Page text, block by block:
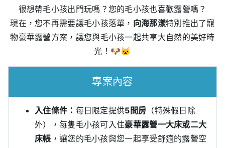
很想帶毛小孩出門玩嗎？您的毛小孩也喜歡露營嗎？
現在，您不再需要讓毛小孩落單， 向海那漾特別推出了寵
物豪華露營方案，讓您與毛小孩一起共享大自然的美好時
光！🐶🐱
專案內容
入住條件： 每日限定提供5間房 （特殊假日除
外），每隻毛小孩可入住豪華露營一大床或二大
床帳 ，讓您的毛小孩與您一起享受舒適的露營空